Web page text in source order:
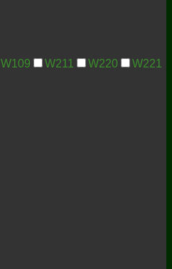
W109 W211 W220
W221